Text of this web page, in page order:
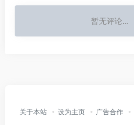
暂无评论...
关于本站 设为主页 广告合作